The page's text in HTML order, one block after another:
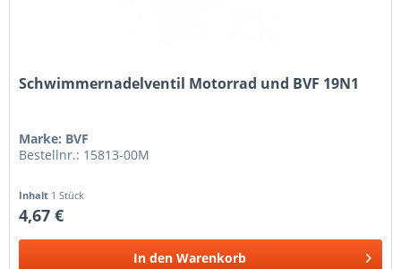
Schwimmernadelventil Motorrad und BVF 19N1
Marke: BVF
Bestellnr.: 15813-00M
Inhalt 1 Stück
4,67 €
In den Warenkorb